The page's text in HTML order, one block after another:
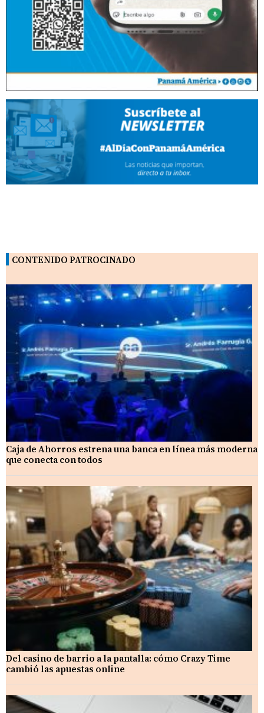
CONTENIDO PATROCINADO
Caja de Ahorros estrena una banca en línea más moderna
que conecta con todos
Del casino de barrio a la pantalla: cómo Crazy Time
cambió las apuestas online